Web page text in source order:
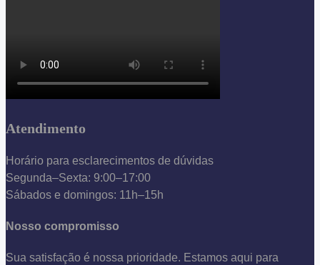
Atendimento
Horário para esclarecimentos de dúvidas
Segunda–Sexta: 9:00–17:00
Sábados e domingos: 11h–15h
Nosso compromisso
Sua satisfação é nossa prioridade. Estamos aqui para